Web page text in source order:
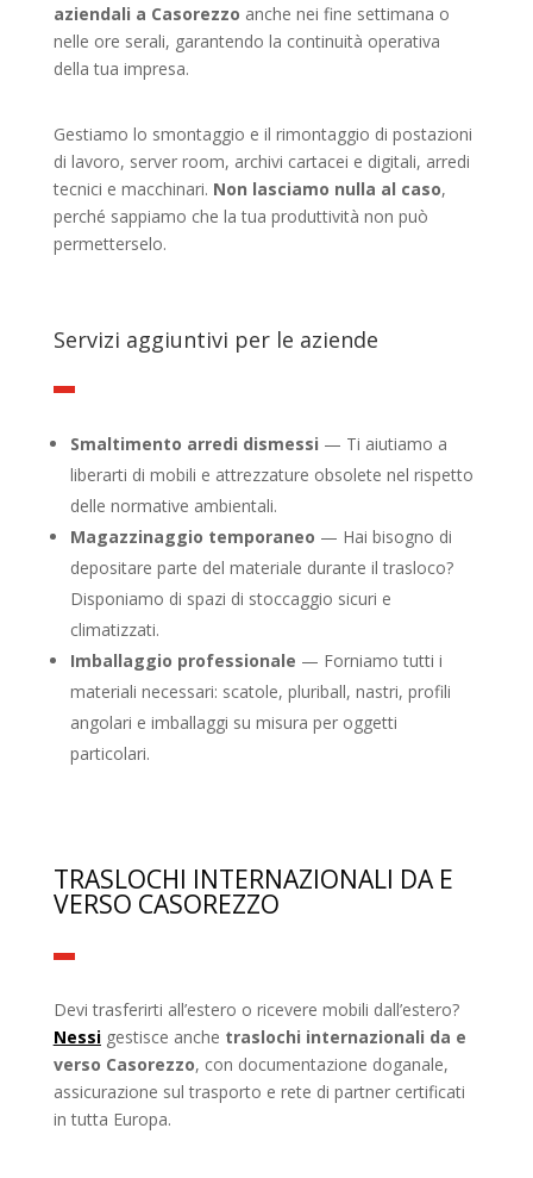
aziendali a Casorezzo anche nei fine settimana o
nelle ore serali, garantendo la continuità operativa
della tua impresa.
Gestiamo lo smontaggio e il rimontaggio di postazioni
di lavoro, server room, archivi cartacei e digitali, arredi
tecnici e macchinari. Non lasciamo nulla al caso,
perché sappiamo che la tua produttività non può
permetterselo.
Servizi aggiuntivi per le aziende
Smaltimento arredi dismessi — Ti aiutiamo a
liberarti di mobili e attrezzature obsolete nel rispetto
delle normative ambientali.
Magazzinaggio temporaneo — Hai bisogno di
depositare parte del materiale durante il trasloco?
Disponiamo di spazi di stoccaggio sicuri e
climatizzati.
Imballaggio professionale — Forniamo tutti i
materiali necessari: scatole, pluriball, nastri, profili
angolari e imballaggi su misura per oggetti
particolari.
TRASLOCHI INTERNAZIONALI DA E
VERSO CASOREZZO
Devi trasferirti all’estero o ricevere mobili dall’estero?
Nessigestisce anche traslochi internazionali da e
verso Casorezzo, con documentazione doganale,
assicurazione sul trasporto e rete di partner certificati
in tutta Europa.